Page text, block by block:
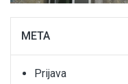
META
Prijava